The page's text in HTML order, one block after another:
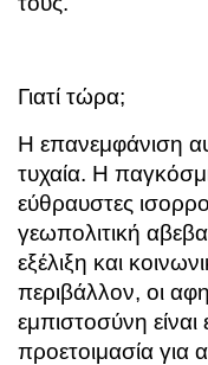
Γιατί τώρα;
Η επανεμφάνιση
τυχαία. Η
εύθραυστες
γεωπολιτική
εξέλιξη και
περιβάλλον, οι
εμπιστοσύνη
προετοιμασία για